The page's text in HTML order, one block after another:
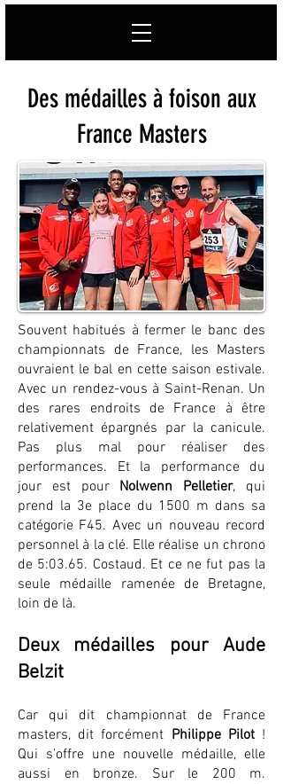
Des médailles à foison aux
France Masters
Souvent habitués à fermer le banc des
championnats de France, les Masters
ouvraient le bal en cette saison estivale.
Avec un rendez-vous à Saint-Renan. Un
des rares endroits de France à être
relativement épargnés par la canicule.
Pas plus mal pour réaliser des
performances. Et la performance du
jour est pourNolwenn Pelletier, qui
prend la 3e place du 1500 m dans sa
catégorie F45. Avec un nouveau record
personnel à la clé. Elle réalise un chrono
de 5:03.65. Costaud. Et ce ne fut pas la
seule médaille ramenée de Bretagne,
loin de là.
Deux médailles pour Aude
Belzit
Car qui dit championnat de France
masters, dit forcément Philippe Pilot !
Qui s'offre une nouvelle médaille, elle
aussi en bronze. Sur le 200 m.